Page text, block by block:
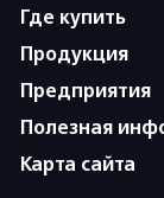
Где купить
Продукция
Предприятия
Полезная
Карта сайта